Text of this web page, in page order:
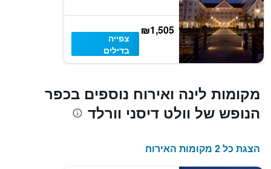
₪1,505
צפייה
בדילים
מקומות לינה ואירוח נוספים בכפר
הנופש של וולט דיסני וורלד
הצגת כל 2 מקומות האירוח